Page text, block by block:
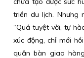
triển du lịch. Nhưng
“Quá tuyệt vời, tự
xúc động, chỉ mới
quân bàn giao